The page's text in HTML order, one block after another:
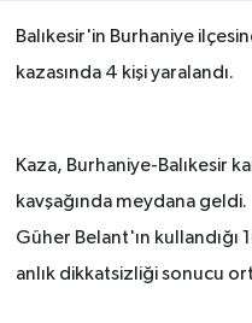
Balıkesir'in Burhaniye
kazasında 4 kişi yaralandı.
Kaza, Burhaniye-Balıkesir
kavşağında meydana geldi.
Güher Belant'ın kullandığı
anlık dikkatsizliği sonucu